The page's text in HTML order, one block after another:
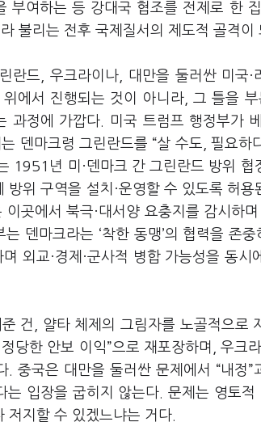
부여하는 등 강대국 협조를 전제로 한
라 불리는 전후 국제질서의 제도적 골격이
란드, 우크라이나, 대만을 둘러싼 미국·
위에서 진행되는 것이 아니라, 그 틀을 부
과정에 가깝다. 미국 트럼프 행정부가
덴마크령 그린란드를 “살 수도, 필요하
1951년 미·덴마크 간 그린란드 방위
위 구역을 설치·운영할 수 있도록 허용
곳에서 북극·대서양 요충지를 감시하
덴마크라는 ‘착한 동맹’의 협력을 존
외교·경제·군사적 병합 가능성을 동
건, 얄타 체제의 그림자를 노골적으로
당한 안보 이익”으로 재포장하며, 우크
중국은 대만을 둘러싼 문제에서 “내정”
입장을 굽히지 않는다. 문제는 영토
저지할 수 있겠느냐는 거다.